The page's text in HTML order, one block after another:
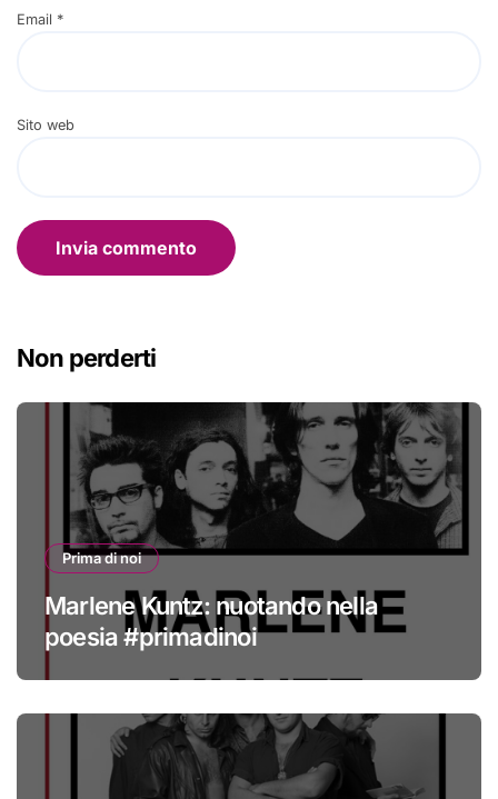
Email *
Sito web
Non perderti
Prima di noi
Marlene Kuntz: nuotando nella
poesia #primadinoi